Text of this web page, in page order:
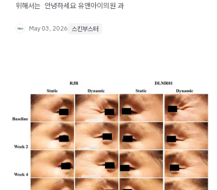
위해서는 ​ 안녕하세요 유앤아이의원 과
May 03, 2026 스킨부스터